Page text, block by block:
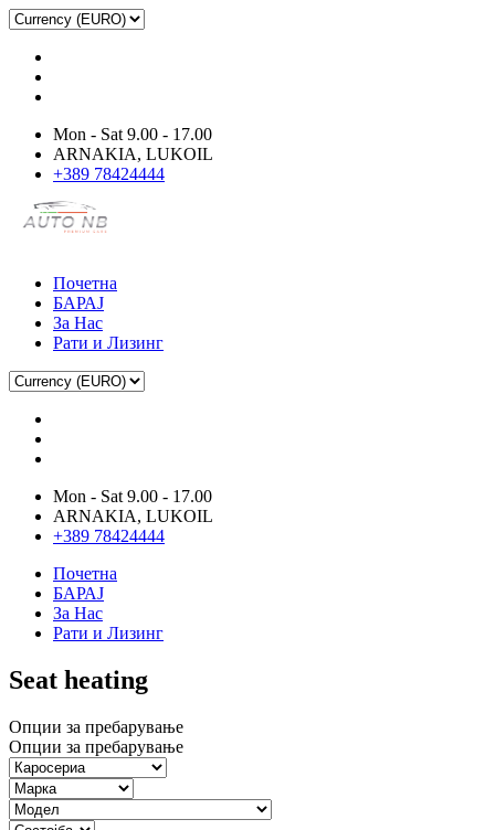
Mon - Sat 9.00 - 17.00
ARNAKIA, LUKOIL
+389 78424444
Почетна
БАРАЈ
За Нас
Рати и Лизинг
Mon - Sat 9.00 - 17.00
ARNAKIA, LUKOIL
+389 78424444
Почетна
БАРАЈ
За Нас
Рати и Лизинг
Seat heating
Опции за пребарување
Опции за пребарување